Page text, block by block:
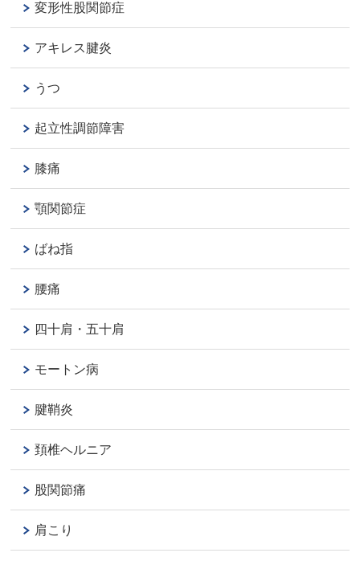
変形性股関節症
アキレス腱炎
うつ
起立性調節障害
膝痛
顎関節症
ばね指
腰痛
四十肩・五十肩
モートン病
腱鞘炎
頚椎ヘルニア
股関節痛
肩こり